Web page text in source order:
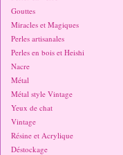
Gouttes
Miracles et Magiques
Perles artisanales
Perles en bois et Heishi
Nacre
Métal
Métal style Vintage
Yeux de chat
Vintage
Résine et Acrylique
Déstockage